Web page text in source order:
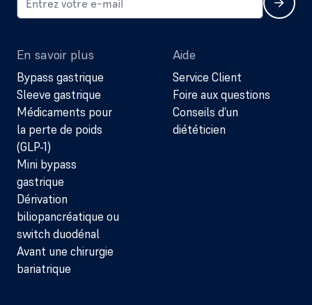
En savoir plus
Bypass gastrique
Sleeve gastrique
Médicaments pour
la perte de poids
(GLP-1)
Mini bypass
gastrique
Dérivation
biliopancréatique ou
switch duodénal
Avant une chirurgie
bariatrique
Aide
Service Client
Foire aux questions
Conseils d’un
diététicien